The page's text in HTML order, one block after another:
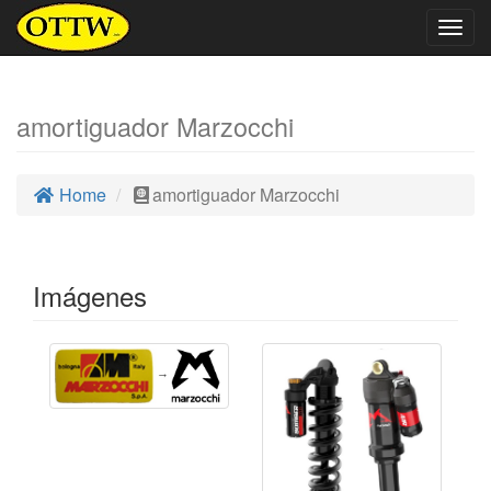
amortiguador Marzocchi
Home amortiguador Marzocchi
Imágenes